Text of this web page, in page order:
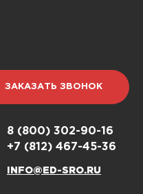
ЗАКАЗАТЬ ЗВОНОК
8 (800) 302-90-16
+7 (812) 467-45-36
INFO@ED-SRO.RU